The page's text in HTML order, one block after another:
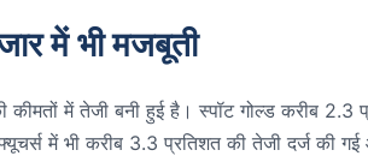
में भी मजबूती
कीमतों में तेजी बनी हुई है। स्पॉट गोल्ड करीब
फ्यूचर्स में भी करीब 3.3 प्रतिशत की तेजी दर्ज